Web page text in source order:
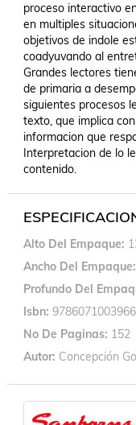
proceso interactivo
en multiples
objetivos de indole
coadyuvando al
Grandes lectores
de primaria a
siguientes procesos
texto, que implica
informacion que
Interpretacion de lo
contenido.
Alto Del Empaque
Ancho Del Empaque
Profundo Del
Isbn 9786071003966
No De Paginas 152
Autor Concepción